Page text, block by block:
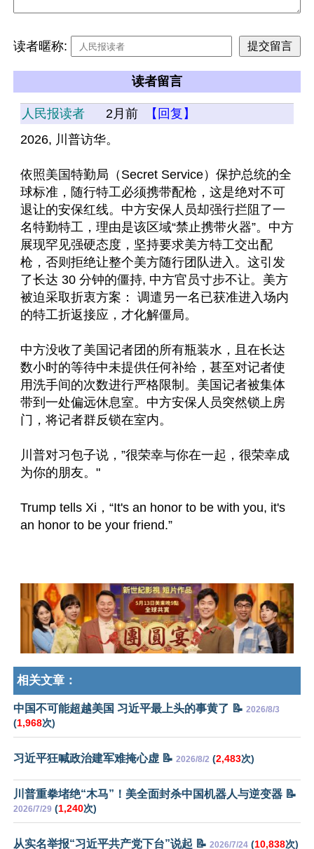
读者暱称:
读者留言
人民报读者 2月前
【回复】
2026, 川普访华。
依照美国特勤局（Secret Service）保护总统的全
球标准，随行特工必须携带配枪，这是绝对不可
退让的安保红线。中方安保人员却强行拦阻了一
名特勤特工，理由是该区域“禁止携带火器”。中方
展现罕见强硬态度，坚持要求美方特工交出配
枪，否则拒绝让整个美方随行团队进入。这引发
了长达 30 分钟的僵持, 中方官员寸步不让。美方
被迫采取折衷方案： 调遣另一名已获准进入场内
的特工折返接应，才化解僵局。
中方没收了美国记者团的所有瓶装水，且在长达
数小时的等待中未提供任何补给，甚至对记者使
用洗手间的次数进行严格限制。美国记者被集体
带到一处偏远休息室。中方安保人员突然锁上房
门，将记者群反锁在室内。
川普对习包子说，”很荣幸与你在一起，很荣幸成
为你的朋友。"
Trump tells Xi，“It's an honor to be with you, it's
an honor to be your friend.”
相关文章：
中国不可能超越美国 习近平最上头的事黄了 📝 2026/8/3
(1,968次)
习近平狂喊政治建军难掩心虚 📝 2026/8/2 (2,483次)
川普重拳堵绝“木马”！美全面封杀中国机器人与逆变器 📝
2026/7/29 (1,240次)
从实名举报“习近平共产党下台”说起 📝 2026/7/24 (10,838次)